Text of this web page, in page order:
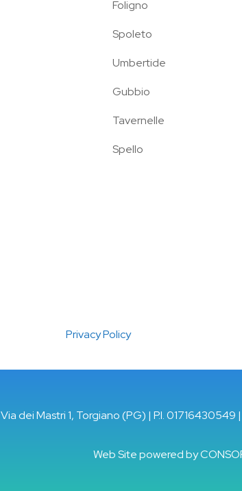
Foligno
Spoleto
Umbertide
Gubbio
Tavernelle
Spello
Privacy Policy
Via dei Mastri 1, Torgiano (PG) | P.I.
Web Site powered by